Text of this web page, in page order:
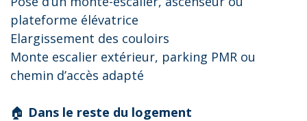
plateforme élévatrice
Elargissement des couloirs
Monte escalier extérieur, parking PMR ou
chemin d’accès adapté
🏠 Dans le reste du logement